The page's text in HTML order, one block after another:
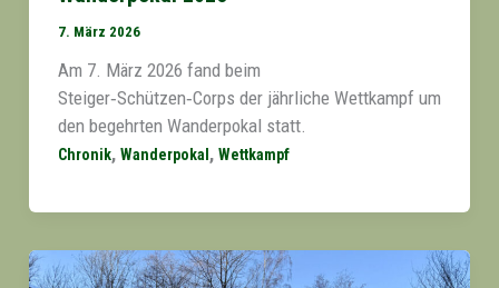
7. März 2026
Am 7. März 2026 fand beim
Steiger‑Schützen‑Corps der jährliche Wettkampf um
den begehrten Wanderpokal statt.
Chronik, Wanderpokal , Wettkampf